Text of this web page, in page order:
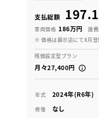
支払総額 197.1
車両価格 186万円 諸
※ 価格は展示店にて8月登
残価設定型プラン
月々27,400円
年式 2024年(R6年)
修復 なし